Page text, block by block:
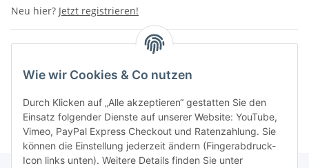
Wie wir Cookies & Co nutzen
Durch Klicken auf „Alle akzeptieren“ gestatten Sie den
Einsatz folgender Dienste auf unserer Website: YouTube,
Vimeo, PayPal Express Checkout und Ratenzahlung. Sie
können die Einstellung jederzeit ändern (Fingerabdruck-
Icon links unten). Weitere Details finden Sie unter
Neu hier? Jetzt registrieren!